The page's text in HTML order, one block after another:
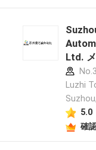
Ltd.
Luzhi
5.0
確